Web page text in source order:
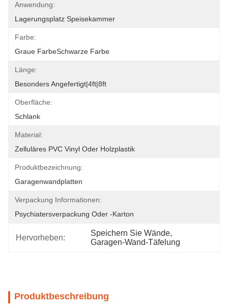
Anwendung:
Lagerungsplatz Speisekammer
Farbe:
Graue FarbeSchwarze Farbe
Länge:
Besonders Angefertigt|4ft|8ft
Oberfläche:
Schlank
Material:
Zelluläres PVC Vinyl Oder Holzplastik
Produktbezeichnung:
Garagenwandplatten
Verpackung Informationen:
Psychiatersverpackung Oder -karton
Hervorheben:
Speichern Sie Wände,
Garagen-Wand-Täfelung
Produktbeschreibung